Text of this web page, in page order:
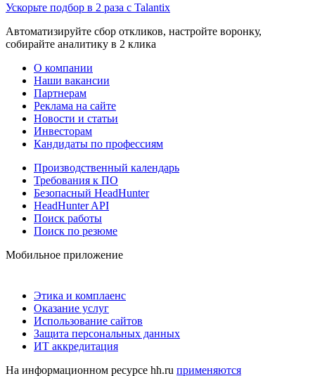
Ускорьте подбор в 2 раза с Talantix
Автоматизируйте сбор откликов, настройте воронку,
собирайте аналитику в 2 клика
О компании
Наши вакансии
Партнерам
Реклама на сайте
Новости и статьи
Инвесторам
Кандидаты по профессиям
Производственный календарь
Требования к ПО
Безопасный HeadHunter
HeadHunter API
Поиск работы
Поиск по резюме
Мобильное приложение
Этика и комплаенс
Оказание услуг
Использование сайтов
Защита персональных данных
ИТ аккредитация
На информационном ресурсе hh.ru применяются